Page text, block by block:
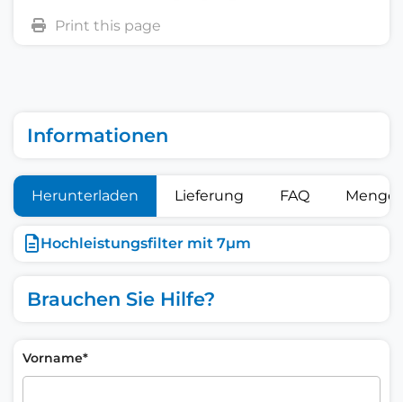
Informationen
Herunterladen Lieferung FAQ
Hochleistungsfilter mit 7µm
Brauchen Sie Hilfe?
Vorname*